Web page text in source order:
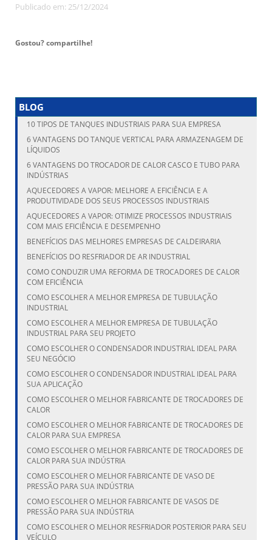
Publicado em: 25/12/2024
Gostou? compartilhe!
BLOG
10 TIPOS DE TANQUES INDUSTRIAIS PARA SUA EMPRESA
6 VANTAGENS DO TANQUE VERTICAL PARA ARMAZENAGEM DE
LÍQUIDOS
6 VANTAGENS DO TROCADOR DE CALOR CASCO E TUBO PARA
INDÚSTRIAS
AQUECEDORES A VAPOR: MELHORE A EFICIÊNCIA E A
PRODUTIVIDADE DOS SEUS PROCESSOS INDUSTRIAIS
AQUECEDORES A VAPOR: OTIMIZE PROCESSOS INDUSTRIAIS
COM MAIS EFICIÊNCIA E DESEMPENHO
BENEFÍCIOS DAS MELHORES EMPRESAS DE CALDEIRARIA
BENEFÍCIOS DO RESFRIADOR DE AR INDUSTRIAL
COMO CONDUZIR UMA REFORMA DE TROCADORES DE CALOR
COM EFICIÊNCIA
COMO ESCOLHER A MELHOR EMPRESA DE TUBULAÇÃO
INDUSTRIAL
COMO ESCOLHER A MELHOR EMPRESA DE TUBULAÇÃO
INDUSTRIAL PARA SEU PROJETO
COMO ESCOLHER O CONDENSADOR INDUSTRIAL IDEAL PARA
SEU NEGÓCIO
COMO ESCOLHER O CONDENSADOR INDUSTRIAL IDEAL PARA
SUA APLICAÇÃO
COMO ESCOLHER O MELHOR FABRICANTE DE TROCADORES DE
CALOR
COMO ESCOLHER O MELHOR FABRICANTE DE TROCADORES DE
CALOR PARA SUA EMPRESA
COMO ESCOLHER O MELHOR FABRICANTE DE TROCADORES DE
CALOR PARA SUA INDÚSTRIA
COMO ESCOLHER O MELHOR FABRICANTE DE VASO DE
PRESSÃO PARA SUA INDÚSTRIA
COMO ESCOLHER O MELHOR FABRICANTE DE VASOS DE
PRESSÃO PARA SUA INDÚSTRIA
COMO ESCOLHER O MELHOR RESFRIADOR POSTERIOR PARA SEU
VEÍCULO